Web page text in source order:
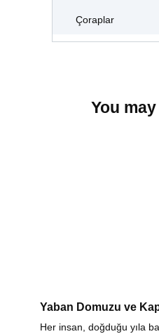
Çoraplar
You
Yaban Domuzu ve
Her insan, doğduğu yıla